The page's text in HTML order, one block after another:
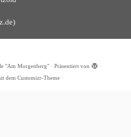
"Am Morgenberg"· Präsentiert von
·
dem Customizr-Theme·